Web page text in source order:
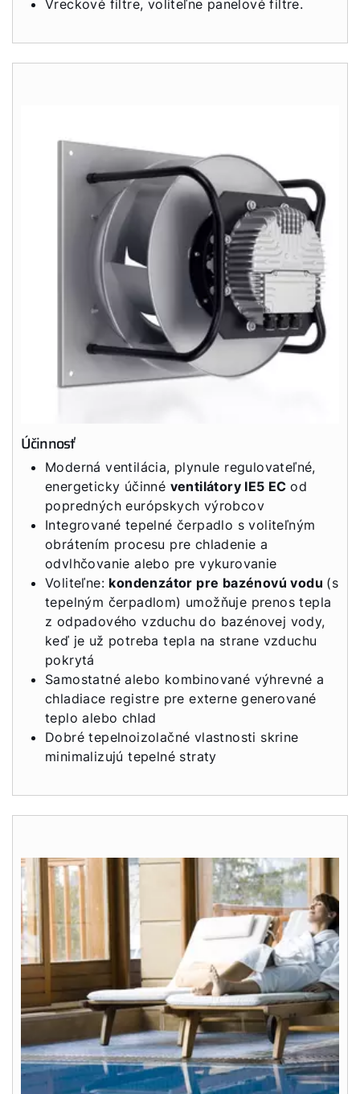
Vreckové filtre, voliteľne panelové filtre.
Účinnosť
Moderná ventilácia, plynule regulovateľné,
energeticky účinné ventilátory IE5 ECod
popredných európskych výrobcov
Integrované tepelné čerpadlo s voliteľným
obrátením procesu pre chladenie a
odvlhčovanie alebo pre vykurovanie
Voliteľne: kondenzátor pre bazénovú vodu (s
tepelným čerpadlom) umožňuje prenos tepla
z odpadového vzduchu do bazénovej vody,
keď je už potreba tepla na strane vzduchu
pokrytá
Samostatné alebo kombinované výhrevné a
chladiace registre pre externe generované
teplo alebo chlad
Dobré tepelnoizolačné vlastnosti skrine
minimalizujú tepelné straty
Dobrý deň!
Ako vám môžeme pomôcť?
Servis
Kontaktný formulár
Dôležité odkazy
Kontakty
Servisný portál